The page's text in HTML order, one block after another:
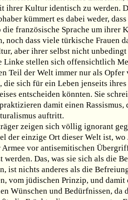
ihrer Kultur identisch zu werden.
kümmert es dabei weder,
die französische Sprache um ihrer
noch dass viele türkische Frauen
aber ihrer selbst nicht unbedingt
Linke stellen sich offensichtlich
Teil der Welt immer nur als Opfer
die sich für ein Leben jenseits ihres
entscheiden könnten. Sie
damit einen Rassismus,
auftritt.
zeigen sich völlig ignorant
der einzige Ort dieser Welt ist, wo
vor antisemitischen
werden. Das, was sie sich als die
ist nichts anderes als die
vom jüdischen Prinzip, und damit
Wünschen und Bedürfnissen, da